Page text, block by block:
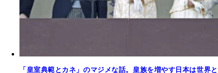
「皇室典範とカネ」のマジメな話。皇族を増やす日本は世界と